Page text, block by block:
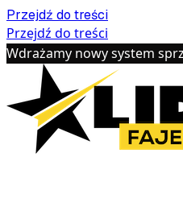
Przejdź do treści
Przejdź do treści
Wdrażamy nowy system